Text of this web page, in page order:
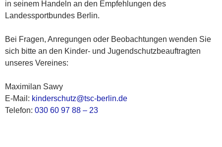
in seinem Handeln an den Empfehlungen des
Landessportbundes Berlin.
Bei Fragen, Anregungen oder Beobachtungen wenden Sie
sich bitte an den Kinder- und Jugendschutzbeauftragten
unseres Vereines:
Maximilan Sawy
E-Mail: kinderschutz@tsc-berlin.de
Telefon: 030 60 97 88 – 23